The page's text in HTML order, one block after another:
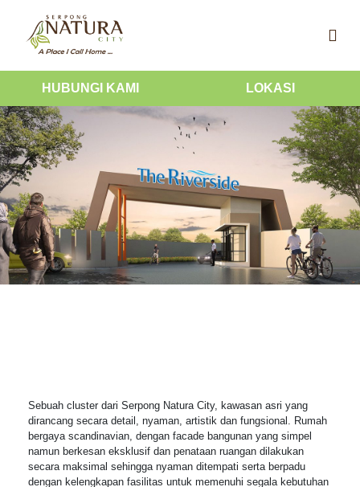
HUBUNGI KAMI LOKASI
Sebuah cluster dari Serpong Natura City, kawasan asri yang
dirancang secara detail, nyaman, artistik dan fungsional. Rumah
bergaya scandinavian, dengan facade bangunan yang simpel
namun berkesan eksklusif dan penataan ruangan dilakukan
secara maksimal sehingga nyaman ditempati serta berpadu
dengan kelengkapan fasilitas untuk memenuhi segala kebutuhan